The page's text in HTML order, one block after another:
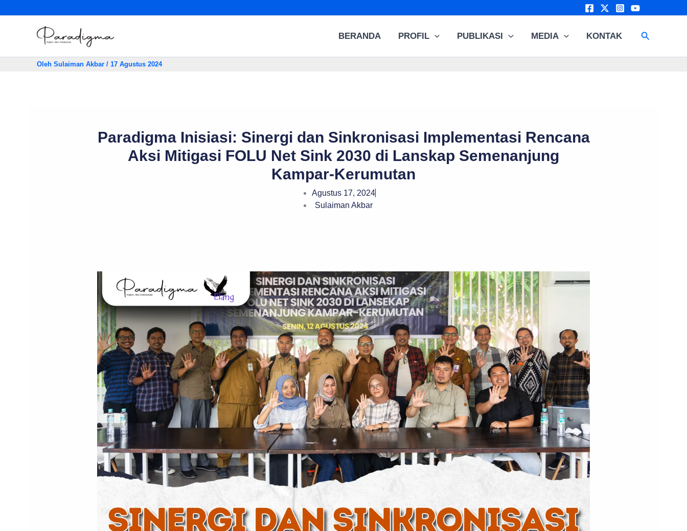
BERANDA PROFIL PUBLIKASI MEDIA KONTAK Cari
Oleh Sulaiman Akbar / 17 Agustus 2024
Paradigma Inisiasi: Sinergi dan Sinkronisasi Implementasi Rencana
Aksi Mitigasi FOLU Net Sink 2030 di Lanskap Semenanjung
Kampar-Kerumutan
Agustus 17, 2024
Sulaiman Akbar